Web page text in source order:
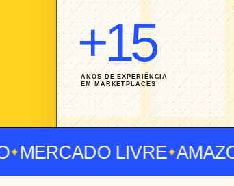
+15
ANOS DE EXPERIÊNCIA
EM MARKETPLACES
LIVRE✦AMAZON✦